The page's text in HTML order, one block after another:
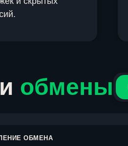
обмены
ОБМЕНА